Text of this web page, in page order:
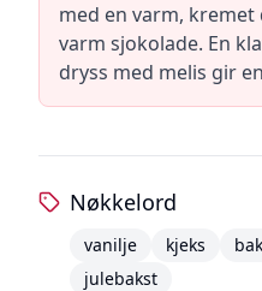
med en varm,
varm sjokolade. En
dryss med melis gir
Nøkkelord
vanilje kjeks
julebakst